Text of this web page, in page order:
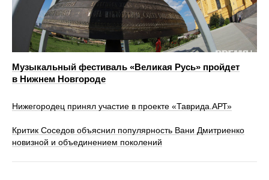
Музыкальный фестиваль «Великая Русь» пройдет
в Нижнем Новгороде
Нижегородец принял участие в проекте «Таврида.АРТ»
Критик Соседов объяснил популярность Вани Дмитриенко
новизной и объединением поколений